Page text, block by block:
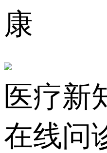
康
医疗新
在线问